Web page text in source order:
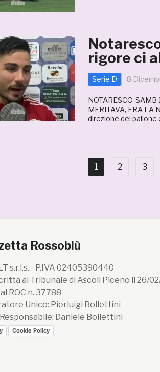
rigore ci
Serie D 8
NOTARESCO-SAMB
MERITAVA, ERA LA
direzione del
1 2 3
Rossoblù
s.r.l.s. - P.IVA 02405390440
al Tribunale di Ascoli Piceno il 26/02/
ROC n. 37788
Unico: Pierluigi Bollettini
Daniele Bollettini
Cookie Policy